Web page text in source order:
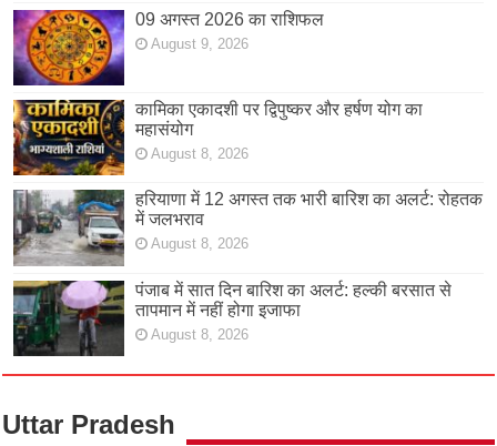
09 अगस्त 2026 का राशिफल
August 9, 2026
कामिका एकादशी पर द्विपुष्कर और हर्षण योग का
महासंयोग
August 8, 2026
हरियाणा में 12 अगस्त तक भारी बारिश का अलर्ट: रोहतक
में जलभराव
August 8, 2026
पंजाब में सात दिन बारिश का अलर्ट: हल्की बरसात से
तापमान में नहीं होगा इजाफा
August 8, 2026
Uttar Pradesh